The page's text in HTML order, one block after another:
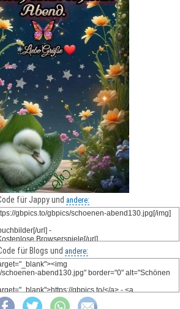
für Jappy und andere:
für Blogs und andere: